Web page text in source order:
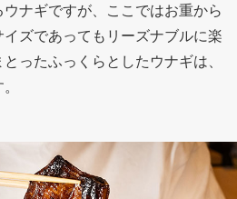
ナギですが、ここではお重から
ズであってもリーズナブルに楽
ったふっくらとしたウナギは、